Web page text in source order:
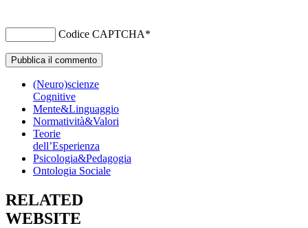
Codice CAPTCHA*
(Neuro)scienze
Cognitive
Mente&Linguaggio
Normatività&Valori
Teorie
dell’Esperienza
Psicologia&Pedagogia
Ontologia Sociale
RELATED
WEBSITE